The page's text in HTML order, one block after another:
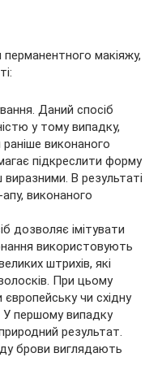
перманентного макіяжу,
Даний спосіб
у тому випадку,
виконаного
підкреслити форму
виразними. В результаті
виконаного
дозволяє імітувати
використовують
штрихів, які
При цьому
чи східну
першому випадку
результат.
брови виглядають